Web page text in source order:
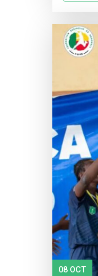
08 OCT